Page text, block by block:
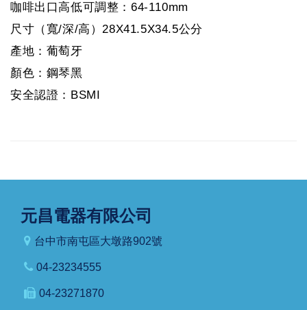
咖啡出口高低可調整：64-110mm
尺寸（寬/深/高）28X41.5X34.5公分
產地：葡萄牙
顏色：鋼琴黑
安全認證：BSMI
元昌電器有限公司
台中市南屯區大墩路902號
04-23234555
04-23271870